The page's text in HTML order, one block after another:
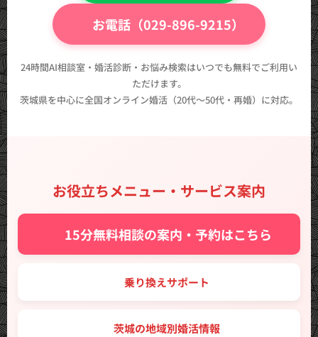
📞 お電話（029-896-9215）
24時間AI相談室・婚活診断・お悩み検索はいつでも無料でご利用い
ただけます。
茨城県を中心に全国オンライン婚活（20代〜50代・再婚）に対応。
お役立ちメニュー・サービス案内
✨ 15分無料相談の案内・予約はこちら
🔑 乗り換えサポート
🗾 茨城の地域別婚活情報